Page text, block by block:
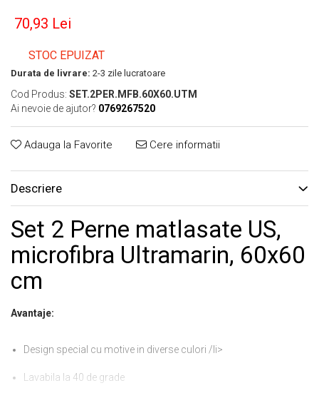
70,93 Lei
STOC EPUIZAT
Durata de livrare: 2-3 zile lucratoare
Cod Produs: SET.2PER.MFB.60X60.UTM
Ai nevoie de ajutor? 0769267520
Adauga la Favorite Cere informatii
Descriere
Set 2 Perne matlasate US,
microfibra Ultramarin, 60x60
cm
Avantaje:
Design special cu motive in diverse culori /li>
Lavabila la 40 de grade